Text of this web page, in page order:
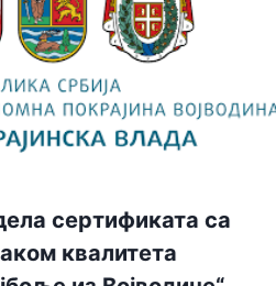
сертификата са
квалитета